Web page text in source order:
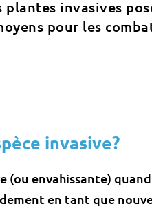
plantes invasives
pour les
invasive?
(ou envahissante)
en tant que